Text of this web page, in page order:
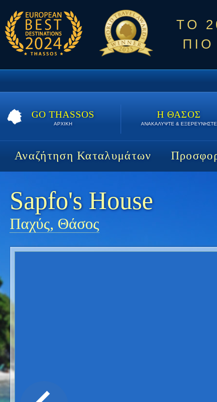
ΤΟ
GO THASSOS
ΑΡΧΙΚΗ
Η ΘΑΣΟΣ
ΑΝΑΚΑΛΥΨΤΕ & ΕΞΕΡΕΥΝΗΣΤΕ
Αναζήτηση Καταλυμάτων
Sapfo's House
Παχύς, Θάσος